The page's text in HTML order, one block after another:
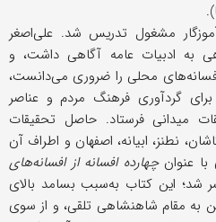
مشغول تدریس شد. علی‌اصغر
به ادبیات عامه آگاهی داشت، و
محلی را ضروری می‌دانست،
گردآوری فرهنگ مردم و عناصر
میدانی فرستاد. حاصل تحقیقات
نطنز، ابیانه، اصفهان و اطراف آن
با عنوانچهارده افسانه از افسانه‌های
منتشر شد؛ این کتاب به‌سبب بسامد بالای
به مقام شاهنشاهی تلقی، و از سوی